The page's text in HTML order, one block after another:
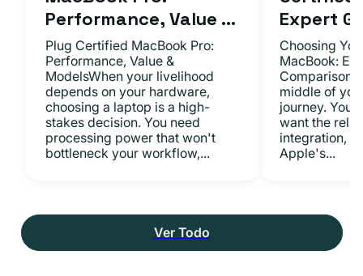
Performance, Value ...
Plug Certified MacBook Pro:
Performance, Value &
ModelsWhen your livelihood
depends on your hardware,
choosing a laptop is a high-
stakes decision. You need
processing power that won't
bottleneck your workflow,...
Expert
Choosing
MacBook:
middle of
journey. You
want the
integration,
Apple's...
Ver Todo